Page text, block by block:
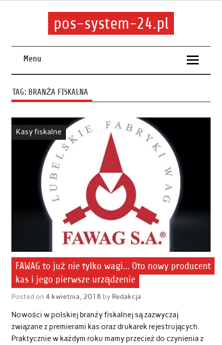
pos-system-24.pl
Menu
TAG: BRANŻA FISKALNA
Kasy fiskalne
FAWAG to już nie tylko wagi… Oto nowy producent
kas i jego pierwsze urządzenie
Posted on 4 kwietnia, 2018 by Redakcja
Nowości w polskiej branży fiskalnej są zazwyczaj
związane z premierami kas oraz drukarek rejestrujących.
Praktycznie w każdym roku mamy przecież do czynienia z